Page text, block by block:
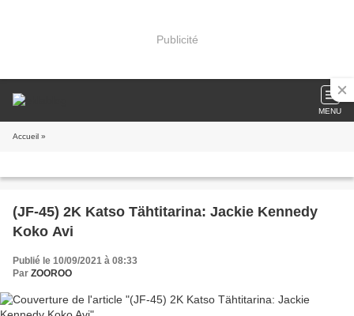
Publicité
MENU
Accueil »
(JF-45) 2K Katso Tähtitarina: Jackie Kennedy
Koko Avi
Publié le 10/09/2021 à 08:33
Par ZOOROO